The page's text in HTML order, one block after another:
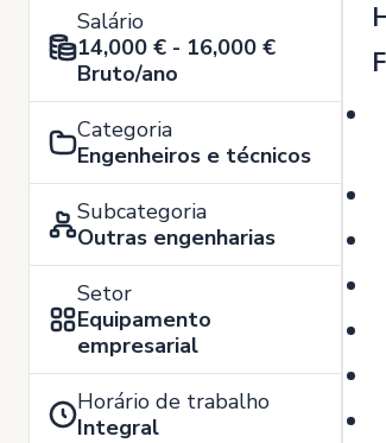
Salário
14,000 € - 16,000 €
Bruto/ano
Categoria
Engenheiros e técnicos
Subcategoria
Outras engenharias
Setor
Equipamento
empresarial
Horário de trabalho
Integral